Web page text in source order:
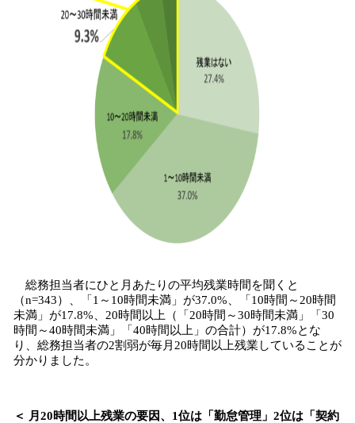
総務担当者にひと月あたりの平均残業時間を聞くと
（n=343）、「1～10時間未満」が37.0%、「10時間～20時間
未満」が17.8%、20時間以上（「20時間～30時間未満」「30
時間～40時間未満」「40時間以上」の合計）が17.8%とな
り、総務担当者の2割弱が毎月20時間以上残業していることが
分かりました。
＜ 月20時間以上残業の要因、1位は「勤怠管理」2位は「契約